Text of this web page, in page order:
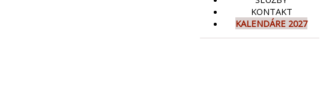
KONTAKT
KALENDÁRE 2027